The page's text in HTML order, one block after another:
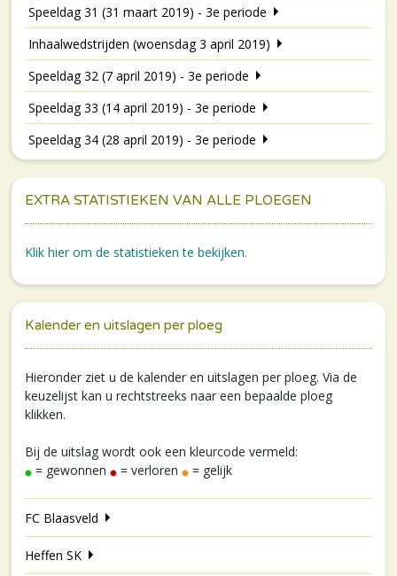
Speeldag 31 (31 maart 2019) - 3e periode
Inhaalwedstrijden (woensdag 3 april 2019)
Speeldag 32 (7 april 2019) - 3e periode
Speeldag 33 (14 april 2019) - 3e periode
Speeldag 34 (28 april 2019) - 3e periode
EXTRA STATISTIEKEN VAN ALLE PLOEGEN
Klik hier om de statistieken te bekijken.
Kalender en uitslagen per ploeg
Hieronder ziet u de kalender en uitslagen per ploeg. Via de
keuzelijst kan u rechtstreeks naar een bepaalde ploeg
klikken.
Bij de uitslag wordt ook een kleurcode vermeld:
= gewonnen
= verloren = gelijk
FC Blaasveld
Heffen SK